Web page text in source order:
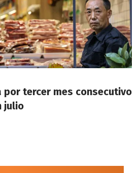
por tercer mes consecutivo
julio